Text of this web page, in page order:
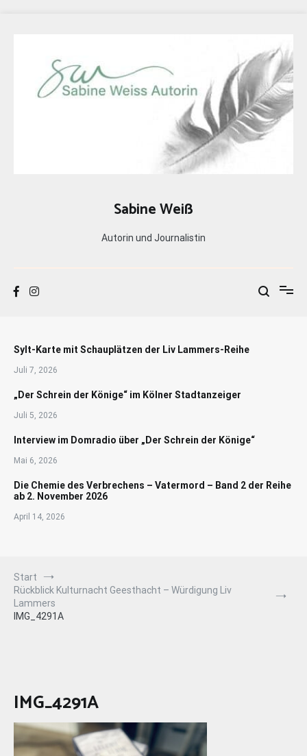
Sabine Weiß
Autorin und Journalistin
Sylt-Karte mit Schauplätzen der Liv Lammers-Reihe
Juli 7, 2026
„Der Schrein der Könige“ im Kölner Stadtanzeiger
Juli 5, 2026
Interview im Domradio über „Der Schrein der Könige“
Mai 6, 2026
Die Chemie des Verbrechens – Vatermord – Band 2 der Reihe
ab 2. November 2026
April 14, 2026
Start
Rückblick Kulturnacht Geesthacht – Würdigung Liv
Lammers
IMG_4291A
IMG_4291A